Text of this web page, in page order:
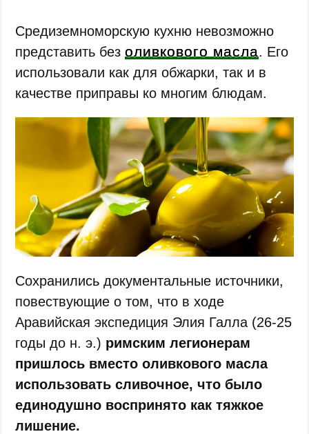
Средиземноморскую кухню невозможно
представить безоливкового масла. Его
использовали как для обжарки, так и в
качестве приправы ко многим блюдам.
Сохранились документальные источники,
повествующие о том, что в ходе
Аравийская экспедиция Элия Галла (26-25
годы до н. э.) римским легионерам
пришлось вместо оливкового масла
использовать сливочное, что было
единодушно воспринято как тяжкое
лишение.